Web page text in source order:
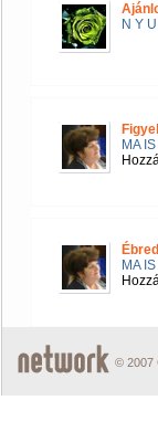
N Y
MA
MA
© 2007